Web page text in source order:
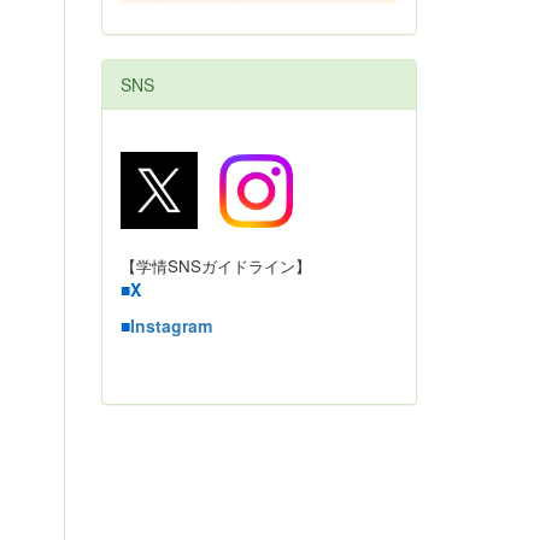
SNS
【学情SNSガイドライン】
■X
■Instagram